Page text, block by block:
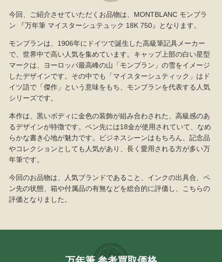
今回、ご紹介させていただくお品物は、MONTBLANC モンブラ
ン 『万年筆 マイスターシュテュック 18K 750』となります。
モンブランは、1906年にドイツで誕生した高級筆記具メーカー
で、世界中で高い人気を集めています。キャップ上部の白い星型
マークは、ヨーロッパ最高峰の山「モンブラン」の雪をイメージ
したデザインです。その中でも「マイスターシュティック」はド
イツ語で「傑作」という意味をもち、モンブランを代表する人気
シリーズです。
本作は、黒いボディに金色の装飾が組み合わされた、高級感のあ
るデザインが特徴です。ペン先には18金が使用されていて、なめ
らかな書き心地が魅力です。ビジネスシーンはもちろん、記念品
やコレクションとしても人気があり、長く愛用される方が多い万
年筆です。
今回のお品物は、人気ブランドであること、インクの出具合、ペ
ン先の状態、箱や付属品の有無などを総合的に評価し、こちらの
評価となりました。